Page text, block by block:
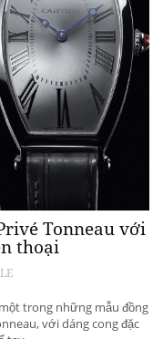
Tonneau với
thoại
trong những mẫu đồng
với dáng cong đặc